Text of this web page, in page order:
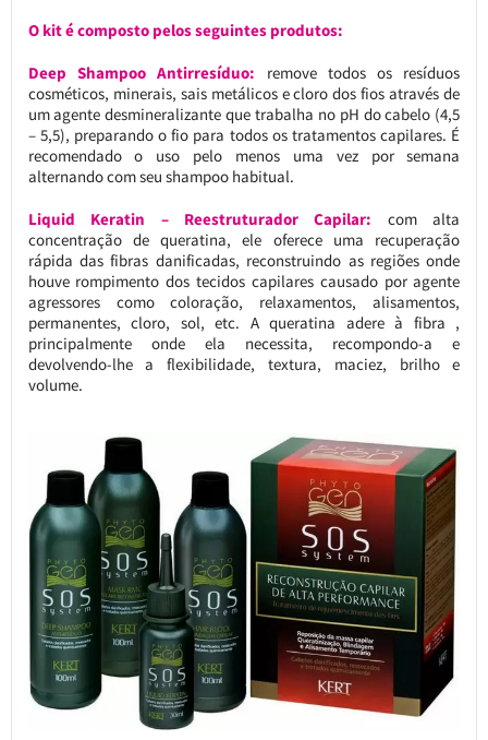
O kit é composto pelos seguintes produtos:
Deep Shampoo Antirresíduo: remove todos os resíduos
cosméticos, minerais, sais metálicos e cloro dos fios através de
um agente desmineralizante que trabalha no pH do cabelo (4,5
– 5,5), preparando o fio para todos os tratamentos capilares. É
recomendado o uso pelo menos uma vez por semana
alternando com seu shampoo habitual.
Liquid Keratin – Reestruturador Capilar: com alta
concentração de queratina, ele oferece uma recuperação
rápida das fibras danificadas, reconstruindo as regiões onde
houve rompimento dos tecidos capilares causado por agente
agressores como coloração, relaxamentos, alisamentos,
permanentes, cloro, sol, etc. A queratina adere à fibra ,
principalmente onde ela necessita, recompondo-a e
devolvendo-lhe a flexibilidade, textura, maciez, brilho e
volume.